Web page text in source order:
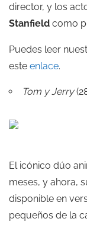
director, y los
Stanfield como
Puedes leer
este enlace.
Tom y Jerry
El icónico dúo
meses, y ahora,
disponible en
pequeños de la